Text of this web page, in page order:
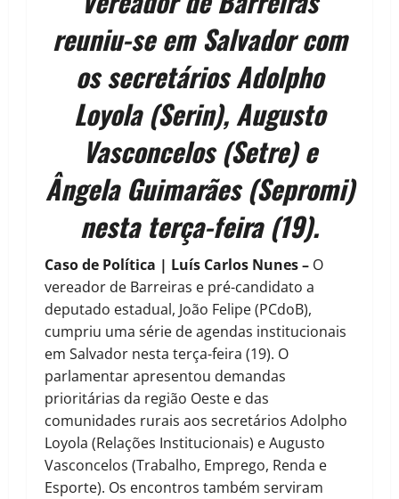
reuniu-se em Salvador com
os secretários Adolpho
Loyola (Serin), Augusto
Vasconcelos (Setre) e
Ângela Guimarães (Sepromi)
nesta terça-feira (19).
Caso de Política | Luís Carlos Nunes – O
vereador de Barreiras e pré-candidato a
deputado estadual, João Felipe (PCdoB),
cumpriu uma série de agendas institucionais
em Salvador nesta terça-feira (19). O
parlamentar apresentou demandas
prioritárias da região Oeste e das
comunidades rurais aos secretários Adolpho
Loyola (Relações Institucionais) e Augusto
Vasconcelos (Trabalho, Emprego, Renda e
Esporte). Os encontros também serviram